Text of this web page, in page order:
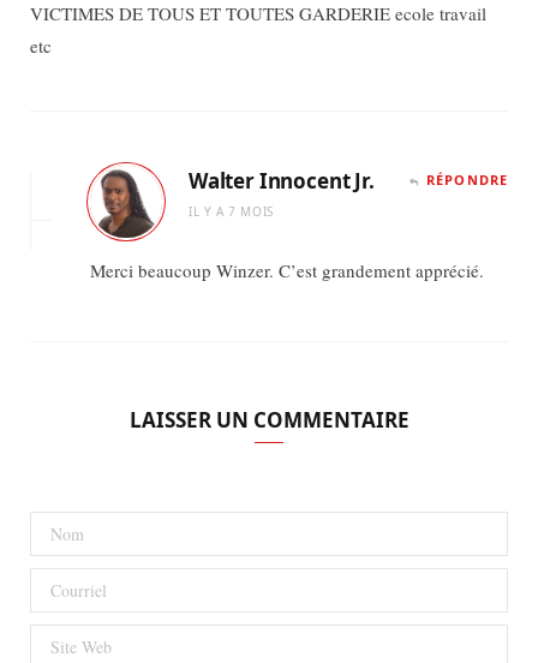
VICTIMES DE TOUS ET TOUTES GARDERIE ecole travail
etc
Walter Innocent Jr.
IL Y A 7 MOIS
RÉPONDRE
Merci beaucoup Winzer. C’est grandement apprécié.
LAISSER UN COMMENTAIRE